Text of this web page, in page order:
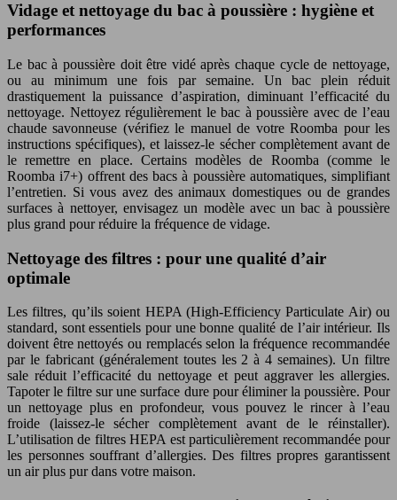
Vidage et nettoyage du bac à poussière : hygiène et
performances
Le bac à poussière doit être vidé après chaque cycle de nettoyage,
ou au minimum une fois par semaine. Un bac plein réduit
drastiquement la puissance d’aspiration, diminuant l’efficacité du
nettoyage. Nettoyez régulièrement le bac à poussière avec de l’eau
chaude savonneuse (vérifiez le manuel de votre Roomba pour les
instructions spécifiques), et laissez-le sécher complètement avant de
le remettre en place. Certains modèles de Roomba (comme le
Roomba i7+) offrent des bacs à poussière automatiques, simplifiant
l’entretien. Si vous avez des animaux domestiques ou de grandes
surfaces à nettoyer, envisagez un modèle avec un bac à poussière
plus grand pour réduire la fréquence de vidage.
Nettoyage des filtres : pour une qualité d’air
optimale
Les filtres, qu’ils soient HEPA (High-Efficiency Particulate Air) ou
standard, sont essentiels pour une bonne qualité de l’air intérieur. Ils
doivent être nettoyés ou remplacés selon la fréquence recommandée
par le fabricant (généralement toutes les 2 à 4 semaines). Un filtre
sale réduit l’efficacité du nettoyage et peut aggraver les allergies.
Tapoter le filtre sur une surface dure pour éliminer la poussière. Pour
un nettoyage plus en profondeur, vous pouvez le rincer à l’eau
froide (laissez-le sécher complètement avant de le réinstaller).
L’utilisation de filtres HEPA est particulièrement recommandée pour
les personnes souffrant d’allergies. Des filtres propres garantissent
un air plus pur dans votre maison.